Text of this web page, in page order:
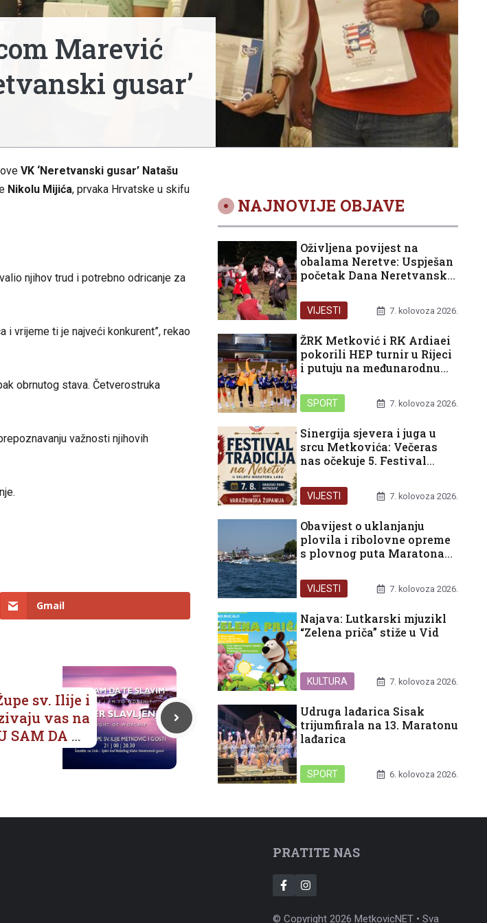
Marević
gusar’
VK ‘Neretvanski gusar’ Natašu
Nikolu Mijića, prvaka Hrvatske u skifu
njihov trud i potrebno odricanje za
i vrijeme ti je najveći konkurent”, rekao
obrnutog stava. Četverostruka
važnosti njihovih
Gmail
sv. Ilije i
SLAVIM’
NAJNOVIJE OBJAVE
Oživljena povijest na
obalama Neretve: Uspješan
početak Dana Neretvanske
pred nama
VIJESTI 7. kolovoza 2026.
ŽRK Metković i RK Ardiaei
pokorili HEP turnir u Rijeci
i putuju na međunarodnu
SPORT 7. kolovoza 2026.
Sinergija sjevera i juga u
srcu Metkovića: Večeras
nas očekuje 5. Festival
VIJESTI 7. kolovoza 2026.
Obavijest o uklanjanju
plovila i ribolovne opreme
s plovnog puta Maratona
VIJESTI 7. kolovoza 2026.
Najava: Lutkarski mjuzikl
“Zelena priča” stiže u Vid
KULTURA 7. kolovoza 2026.
Udruga lađarica Sisak
trijumfirala na 13. Maratonu
lađarica
SPORT 6. kolovoza 2026.
PRATITE NAS
© Copyright 2026 MetkovicNET • Sva